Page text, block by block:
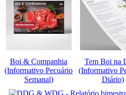
Boi & Companhia
(Informativo Pecuário
Semanal)
Tem Boi na
(Informativo
Diário)